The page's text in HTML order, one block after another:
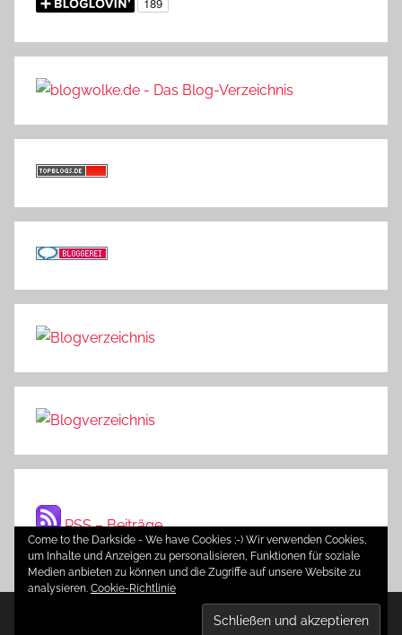
RSS – Beiträge
WordPress-Theme: Donovan von ThemeZee.
Come to the Darkside - We have Cookies ;-) Wir verwenden Cookies,
um Inhalte und Anzeigen zu personalisieren, Funktionen für soziale
Medien anbieten zu können und die Zugriffe auf unsere Website zu
analysieren. Cookie-Richtlinie